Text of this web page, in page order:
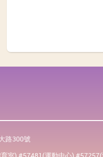
路300號